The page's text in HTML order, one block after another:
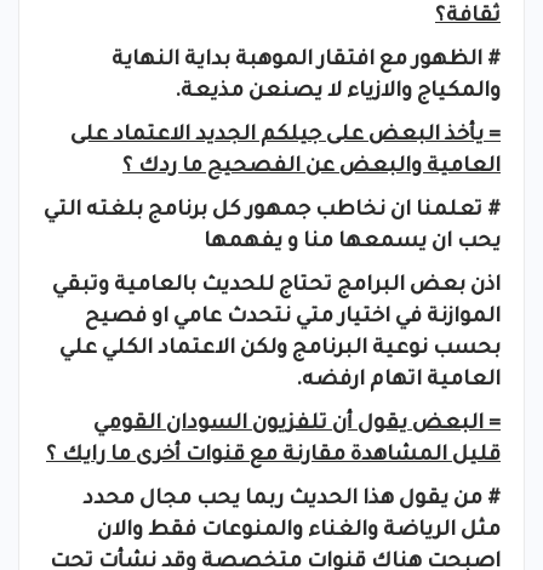
ثقافة؟
# الظهور مع افتقار الموهبة بداية النهاية
والمكياج والازياء لا يصنعن مذيعة.
= يأخذ البعض على جيلكم الجديد الاعتماد على
العامية والبعض عن الفصحيح ما ردك ؟
# تعلمنا ان نخاطب جمهور كل برنامج بلغته التي
يحب ان يسمعها منا و يفهمها
اذن بعض البرامج تحتاج للحديث بالعامية وتبقي
الموازنة في اختيار متي نتحدث عامي او فصيح
بحسب نوعية البرنامج ولكن الاعتماد الكلي علي
العامية اتهام ارفضه.
= البعض يقول أن تلفزيون السودان القومي
قليل المشاهدة مقارنة مع قنوات أخرى ما رايك ؟
# من يقول هذا الحديث ربما يحب مجال محدد
مثل الرياضة والغناء والمنوعات فقط والان
اصبحت هناك قنوات متخصصة وقد نشأت تحت